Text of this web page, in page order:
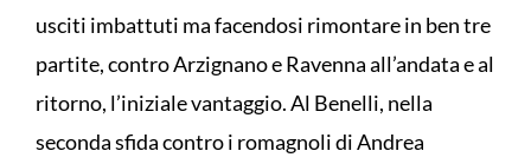
usciti imbattuti ma facendosi rimontare in ben tre
partite, contro Arzignano e Ravenna all’andata e al
ritorno, l’iniziale vantaggio. Al Benelli, nella
seconda sfida contro i romagnoli di Andrea